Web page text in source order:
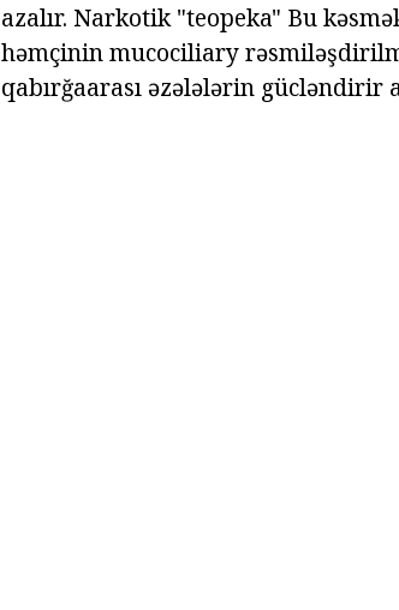
azalır. Narkotik "teopeka" Bu
həmçinin mucociliary
qabırğaarası əzələlərin gücləndirir